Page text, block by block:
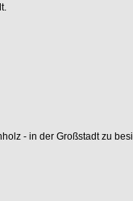
- in der Großstadt zu